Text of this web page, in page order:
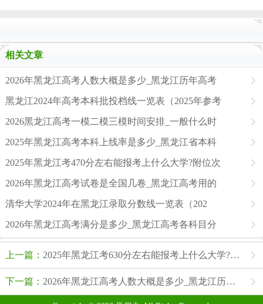
相关文章
2026年黑龙江高考人数大概是多少_黑龙江历年高考
黑龙江2024年高考本科批投档线一览表（2025年参考
2026黑龙江高考一模二模三模时间安排_一般什么时
2025年黑龙江高考本科上线率是多少_黑龙江省本科
2025年黑龙江考470分左右能报考上什么大学?附位次
2026年黑龙江高考试卷是全国几卷_黑龙江高考用的
清华大学2024年在黑龙江录取分数线一览表（202
2026年黑龙江高考满分是多少_黑龙江高考各科目分
上一篇： 2025年黑龙江考630分左右能报考上什么大学?附位次排名对照表
下一篇： 2026年黑龙江高考人数大概是多少_黑龙江历年高考人数统计表